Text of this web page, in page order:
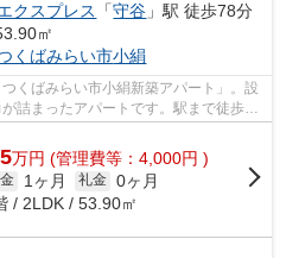
クスプレス
「守谷 」駅 徒歩78分
㎡
くばみらい市小絹
くばみらい市小絹新築アパート」。設
詰まったアパートです。駅まで徒歩15
...
万円 (管理費等：4,000円 )
1ヶ月 礼金 0ヶ月
/ 2LDK / 53.90㎡